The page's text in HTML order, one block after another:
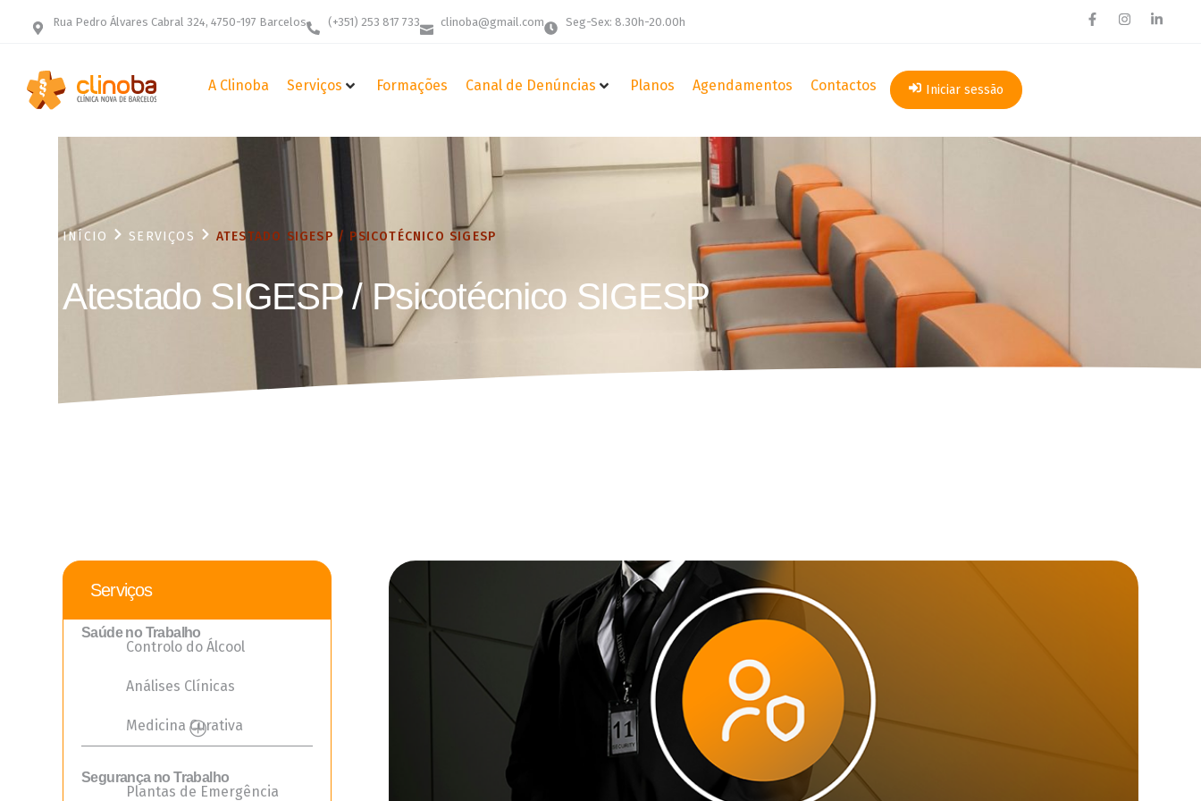
Rua Pedro Álvares Cabral 324, 4750-197 Barcelos (+351) 253 817 733 clinoba@gmail.com Seg-Sex: 8.30h-20.00h
Iniciar sessão
A Clinoba Serviços Formações Canal de Denúncias Planos Agendamentos Contactos
Atestado SIGESP / Psicotécnico SIGESP
INÍCIO SERVIÇOS ATESTADO SIGESP / PSICOTÉCNICO SIGESP
Serviços
Saúde no Trabalho
Controlo do Álcool
Análises Clínicas
Medicina Curativa
Segurança no Trabalho
Plantas de Emergência